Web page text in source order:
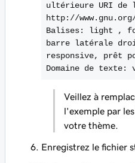
ultérieure URI de
http://
Balises: light ,
barre latérale
responsive, prêt
Domaine de
Veillez à
l'exemple par
votre thème.
Enregistrez le fichier